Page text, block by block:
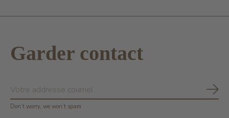
Garder contact
Don’t worry, we won’t spam